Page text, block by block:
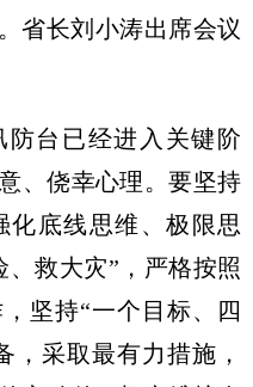
省长刘小涛出席会议
台已经进入关键阶
、侥幸心理。要坚持
化底线思维、极限思
救大灾”，严格按照
坚持“一个目标、四
，采取最有力措施，